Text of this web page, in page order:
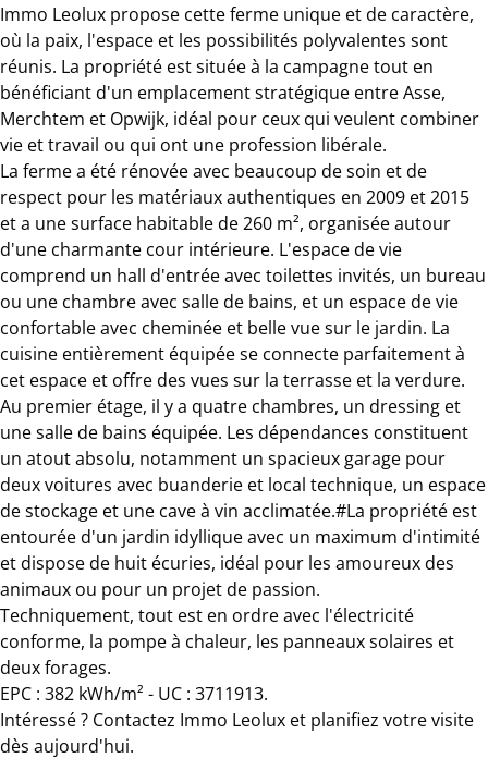
Immo Leolux propose cette ferme unique et de caractère,
où la paix, l'espace et les possibilités polyvalentes sont
réunis. La propriété est située à la campagne tout en
bénéficiant d'un emplacement stratégique entre Asse,
Merchtem et Opwijk, idéal pour ceux qui veulent combiner
vie et travail ou qui ont une profession libérale.
La ferme a été rénovée avec beaucoup de soin et de
respect pour les matériaux authentiques en 2009 et 2015
et a une surface habitable de 260 m², organisée autour
d'une charmante cour intérieure. L'espace de vie
comprend un hall d'entrée avec toilettes invités, un bureau
ou une chambre avec salle de bains, et un espace de vie
confortable avec cheminée et belle vue sur le jardin. La
cuisine entièrement équipée se connecte parfaitement à
cet espace et offre des vues sur la terrasse et la verdure.
Au premier étage, il y a quatre chambres, un dressing et
une salle de bains équipée. Les dépendances constituent
un atout absolu, notamment un spacieux garage pour
deux voitures avec buanderie et local technique, un espace
de stockage et une cave à vin acclimatée.#La propriété est
entourée d'un jardin idyllique avec un maximum d'intimité
et dispose de huit écuries, idéal pour les amoureux des
animaux ou pour un projet de passion.
Techniquement, tout est en ordre avec l'électricité
conforme, la pompe à chaleur, les panneaux solaires et
deux forages.
EPC : 382 kWh/m² - UC : 3711913.
Intéressé ? Contactez Immo Leolux et planifiez votre visite
dès aujourd'hui.